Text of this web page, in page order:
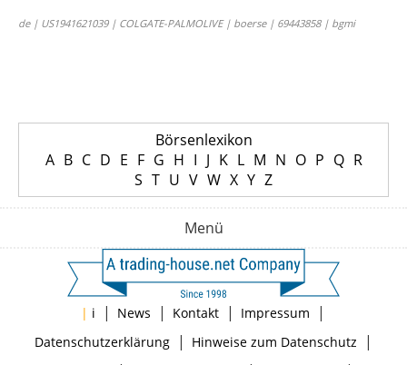
de | US1941621039 | COLGATE-PALMOLIVE | boerse | 69443858 | bgmi
Börsenlexikon
A B C D E F G H I J K L M N O P Q R
S T U V W X Y Z
Menü
| i | News | Kontakt | Impressum |
Datenschutzerklärung| Hinweise zum Datenschutz |